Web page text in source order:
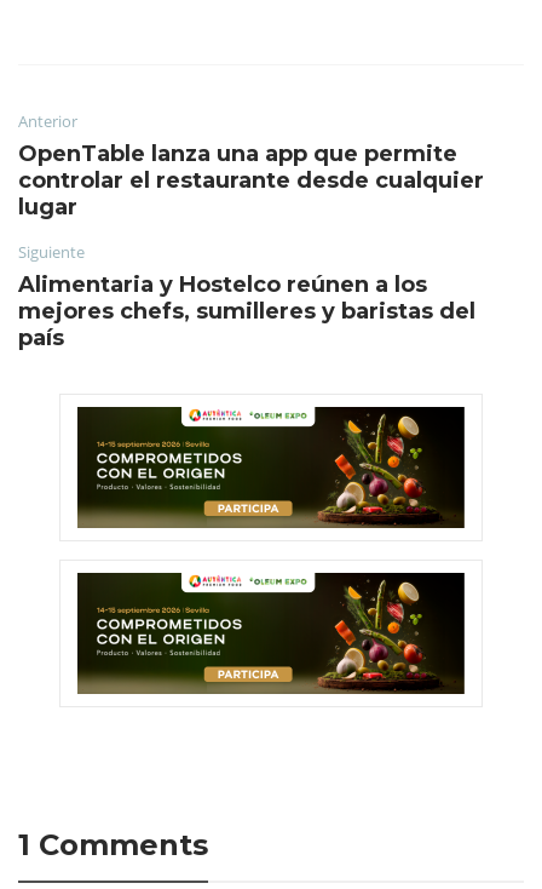
Anterior
OpenTable lanza una app que permite
controlar el restaurante desde cualquier
lugar
Siguiente
Alimentaria y Hostelco reúnen a los
mejores chefs, sumilleres y baristas del
país
1 Comments